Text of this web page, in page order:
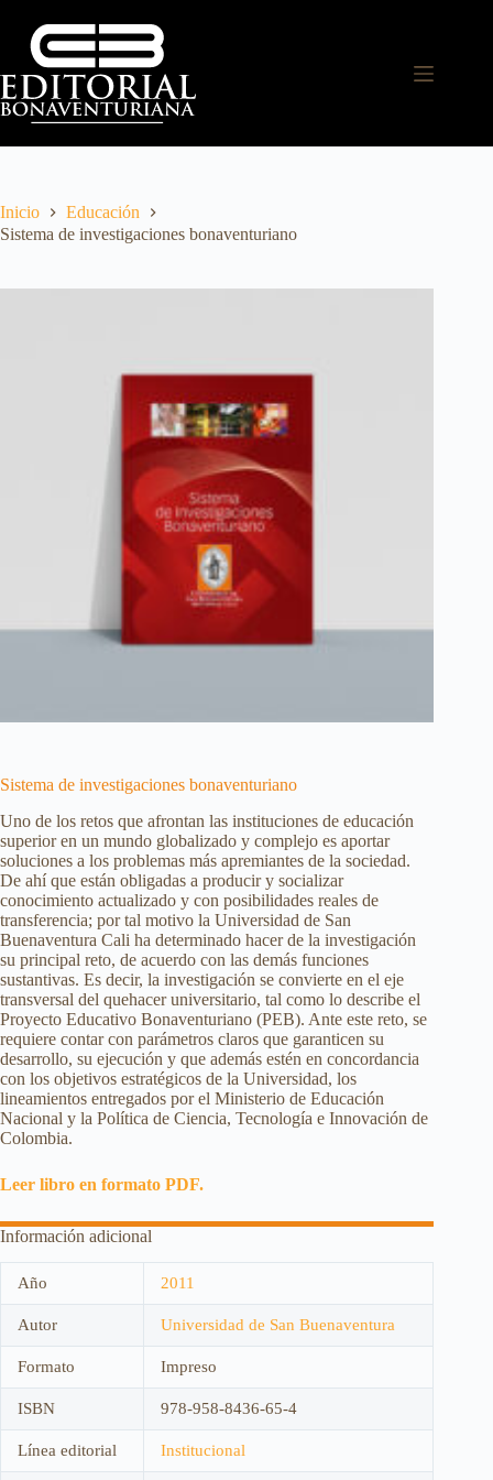
Inicio
Educación
Sistema de investigaciones bonaventuriano
Sistema de investigaciones bonaventuriano
Uno de los retos que afrontan las instituciones de educación
superior en un mundo globalizado y complejo es aportar
soluciones a los problemas más apremiantes de la sociedad.
De ahí que están obligadas a producir y socializar
conocimiento actualizado y con posibilidades reales de
transferencia; por tal motivo la Universidad de San
Buenaventura Cali ha determinado hacer de la investigación
su principal reto, de acuerdo con las demás funciones
sustantivas. Es decir, la investigación se convierte en el eje
transversal del quehacer universitario, tal como lo describe el
Proyecto Educativo Bonaventuriano (PEB). Ante este reto, se
requiere contar con parámetros claros que garanticen su
desarrollo, su ejecución y que además estén en concordancia
con los objetivos estratégicos de la Universidad, los
lineamientos entregados por el Ministerio de Educación
Nacional y la Política de Ciencia, Tecnología e Innovación de
Colombia.
Leer libro en formato PDF.
Información adicional
Año 2011
Autor Universidad de San Buenaventura
Formato Impreso
ISBN 978-958-8436-65-4
Línea editorial Institucional